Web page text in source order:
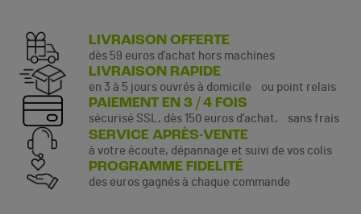
LIVRAISON OFFERTE
dès 59 euros d’achat hors machines
LIVRAISON RAPIDE
en 3 à 5 jours ouvrés à domicile ou point relais
PAIEMENT EN 3 / 4 FOIS
sécurisé SSL, dès 150 euros d’achat, sans frais
SERVICE APRÈS-VENTE
à votre écoute, dépannage et suivi de vos colis
PROGRAMME FIDELITÉ
des euros gagnés à chaque commande